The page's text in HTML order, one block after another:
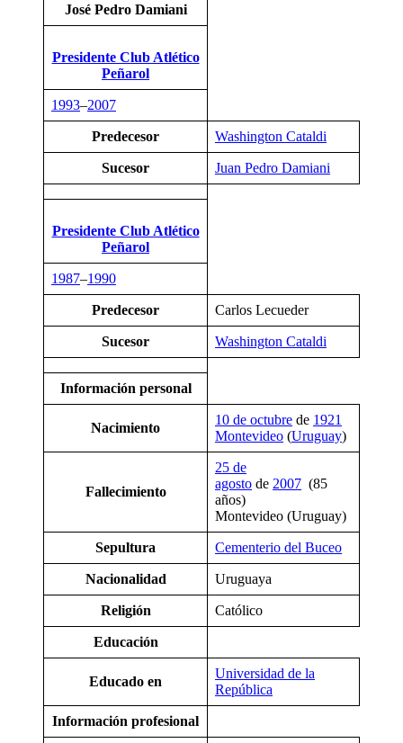
José Pedro Damiani
Presidente Club Atlético
Peñarol
1993–2007
Predecesor Washington Cataldi
Sucesor Juan Pedro Damiani
Presidente Club Atlético
Peñarol
1987–1990
Predecesor Carlos Lecueder
Sucesor Washington Cataldi
Información personal
Nacimiento
10 de octubre de 1921
Montevideo (Uruguay)
Fallecimiento
25 de
agosto de 2007 (85
años)
Montevideo (Uruguay)
Sepultura Cementerio del Buceo
Nacionalidad Uruguaya
Religión Católico
Educación
Educado en
Universidad de la
República
Información profesional